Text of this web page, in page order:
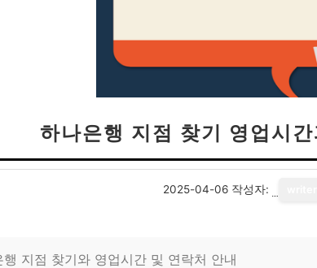
하나은행 지점 찾기 영업시
2025-04-06 작성자:
행 지점 찾기와 영업시간 및 연락처 안내